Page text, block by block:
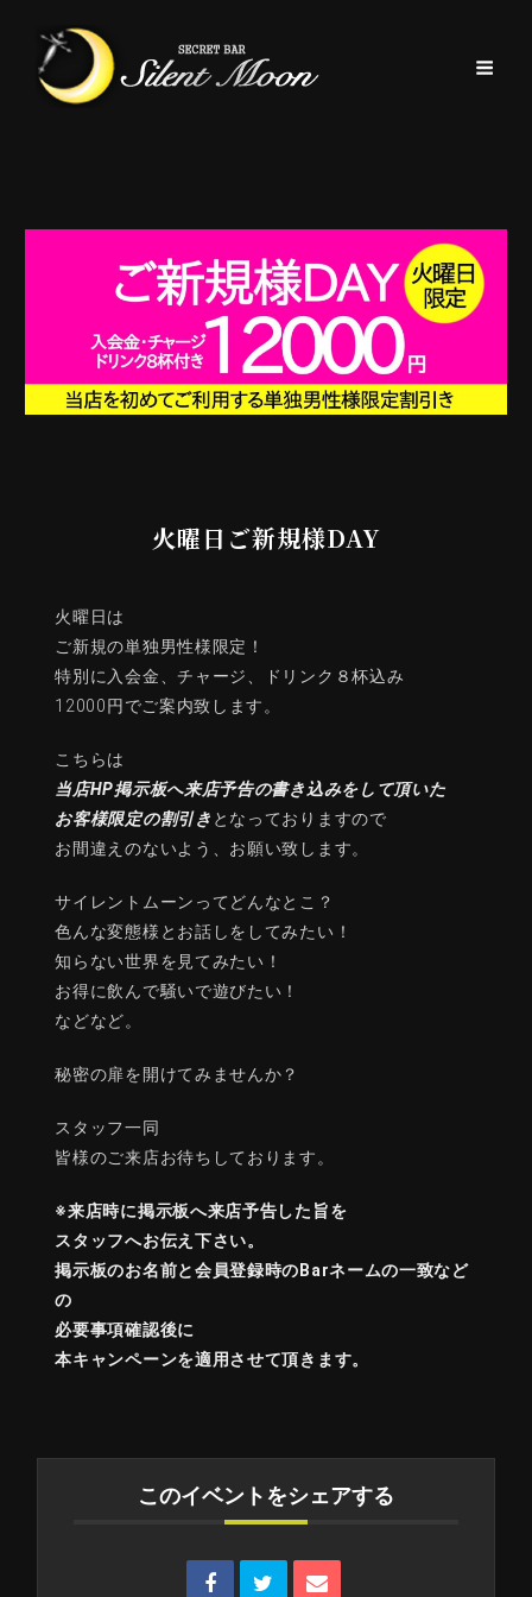
火曜日ご新規様DAY
火曜日は
ご新規の単独男性様限定！
特別に入会金、チャージ、ドリンク８杯込み
12000円でご案内致します。
こちらは
当店HP掲示板へ来店予告の書き込みをして頂いた
お客様限定の割引き となっておりますので
お間違えのないよう、お願い致します。
サイレントムーンってどんなとこ？
色んな変態様とお話しをしてみたい！
知らない世界を見てみたい！
お得に飲んで騒いで遊びたい！
などなど。
秘密の扉を開けてみませんか？
スタッフ一同
皆様のご来店お待ちしております。
※来店時に掲示板へ来店予告した旨を
スタッフへお伝え下さい。
掲示板のお名前と会員登録時のBarネームの一致など
の
必要事項確認後に
本キャンペーンを適用させて頂きます。
このイベントをシェアする